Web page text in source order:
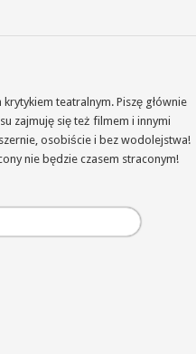
teatralnym. Piszę głównie
zajmuję się też filmem i innymi
osobiście i bez wodolejstwa!
nie będzie czasem straconym!